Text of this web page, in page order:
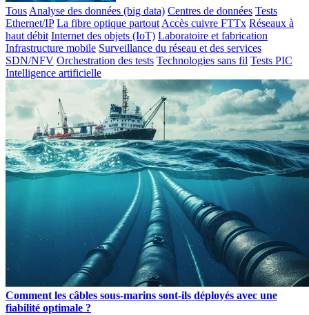
Tous Analyse des données (big data) Centres de données Tests
Ethernet/IP La fibre optique partout Accès cuivre FTTx Réseaux à
haut débit Internet des objets (IoT) Laboratoire et fabrication
Infrastructure mobile Surveillance du réseau et des services
SDN/NFV Orchestration des tests Technologies sans fil Tests PIC
Intelligence artificielle
Comment les câbles sous-marins sont-ils déployés avec une
fiabilité optimale ?